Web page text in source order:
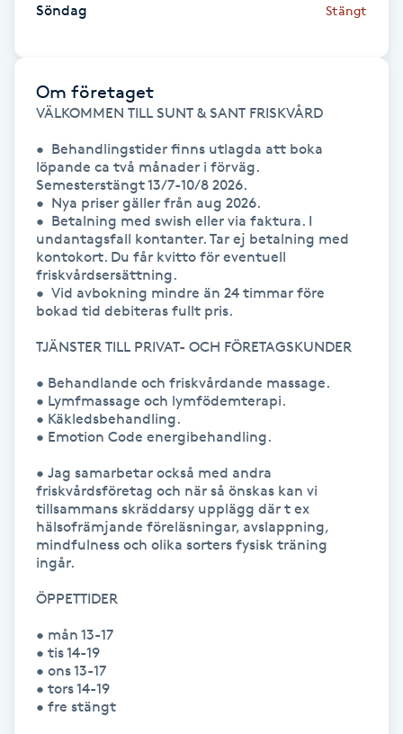
Headspa
Healing
Herrklippning
HIFU
Hollywood Peel
Hot Stone Massage
Hot yoga
Hudföryngring
Huduppstramning
Hudvård
Hyaluronsyra
Hyperhidros
Hypnos
Söndag Stängt
Om företaget
VÄLKOMMEN TILL SUNT & SANT FRISKVÅRD
•  Behandlingstider finns utlagda att boka
löpande ca två månader i förväg.
Semesterstängt 13/7-10/8 2026.
•  Nya priser gäller från aug 2026.
•  Betalning med swish eller via faktura. I
undantagsfall kontanter. Tar ej betalning med
kontokort. Du får kvitto för eventuell
friskvårdsersättning.
•  Vid avbokning mindre än 24 timmar före
bokad tid debiteras fullt pris.
TJÄNSTER TILL PRIVAT- OCH FÖRETAGSKUNDER
• Behandlande och friskvårdande massage.
• Lymfmassage och lymfödemterapi.
• Käkledsbehandling.
• Emotion Code energibehandling.
• Jag samarbetar också med andra
friskvårdsföretag och när så önskas kan vi
tillsammans skräddarsy upplägg där t ex
hälsofrämjande föreläsningar, avslappning,
mindfulness och olika sorters fysisk träning
ingår.
ÖPPETTIDER
• mån 13-17
• tis 14-19
• ons 13-17
• tors 14-19
• fre stängt